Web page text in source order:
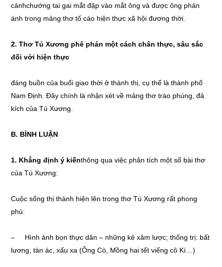
cảnhchướng tai gai mắt đập vào mắt ông và được ông phản
ánh trong mảng thơ tố cáo hiện thực xã hội đương thời.
2. Thơ Tú Xương phê phán một cách chân thực, sâu sắc
đối với hiện thực
đáng buồn của buổi giao thời ở thành thị, cụ thể là thành phố
Nam Định. Đây chính là nhận xét về mảng thơ trào phúng, đả
kích của Tú Xương.
B. BÌNH LUẬN
1. Khẳng định ý kiếnthông qua việc phân tích một số bài thơ
của Tú Xương:
Cuộc sống thị thành hiện lên trong thơ Tú Xương rất phong
phú:
– Hình ảnh bọn thực dân – những kẻ xâm lược; thống trị: bất
lương, tàn ác, xấu xa (Ông Cò, Mồng hai tết viếng cô Kí…)